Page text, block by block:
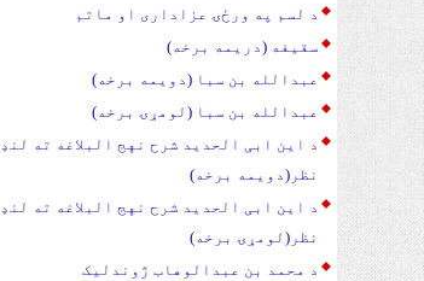
د لسم په ورځۍ عزاداری او ماتم
سقیفه (دریمه برخه)
عبدالله بن سبا (دویمه برخه)
عبدالله بن سبا (لومړۍ برخه)
د این ابی الحدید شرح نهج البلاغه ته لنډ
نظر(دویمه برخه)
د این ابی الحدید شرح نهج البلاغه ته لنډ
نظر(لومړۍ برخه)
د محمد بن عبدالوهاب ژوندلیک